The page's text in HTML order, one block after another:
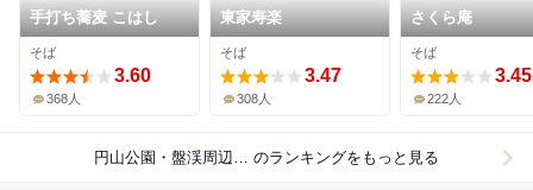
手打ち蕎麦 こはし
そば
3.60
368人
東家寿楽
そば
3.47
308人
さくら庵
そば
3.45
222人
円山公園・盤渓周辺×そば（蕎麦） のランキングをもっと見る